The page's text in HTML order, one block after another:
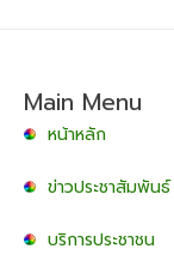
Main Menu
หน้าหลัก
ข่าวประชาสัมพันธ์
บริการประชาชน